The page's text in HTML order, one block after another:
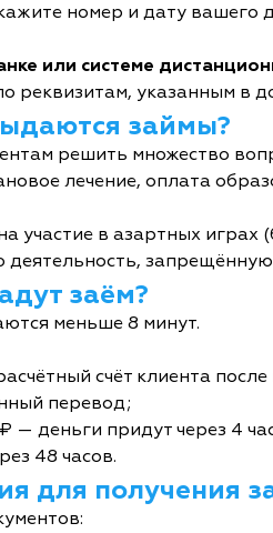
номер и дату вашего
или системе
реквизитам, указанным в
займы?
решить множество
лечение, оплата
участие в азартных играх
заём?
меньше 8 минут.
счёт клиента
перевод;
деньги придут через 4
48 часов.
для получения